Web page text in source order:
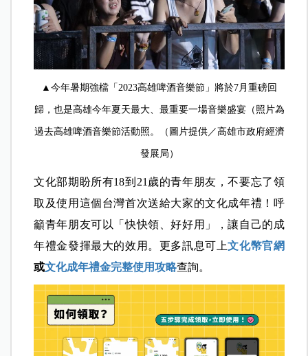
▲今年暑期強檔「2023高雄啤酒音樂節」將於7月重磅回
歸，也是高雄今年夏天最大、最重要一場音樂盛宴（照片為
過去高雄啤酒音樂節活動照。（圖片提供／高雄市政府經濟
發展局）
文化部期盼所有18到21歲的青年朋友，不要忘了領
取及使用這個台灣首次送給大家的文化成年禮！呼
籲青年朋友可以「快快領、好好用」，讓自己的成
年禮金發揮最大的效用。更多訊息可上文化幣官網
或文化成年禮金完整使用攻略查詢。